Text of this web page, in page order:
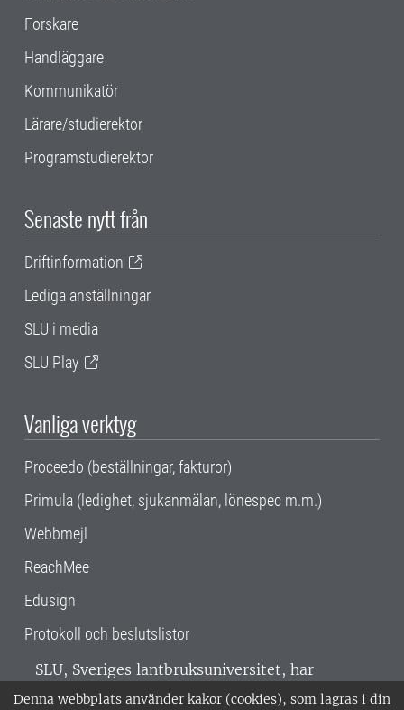
Denna webbplats använder kakor (cookies), som lagras i din
Forskare
Handläggare
Kommunikatör
Lärare/studierektor
Programstudierektor
Senaste nytt från
Driftinformation
Lediga anställningar
SLU i media
SLU Play
Vanliga verktyg
Proceedo (beställningar, fakturor)
Primula (ledighet, sjukanmälan, lönespec m.m.)
Webbmejl
ReachMee
Edusign
Protokoll och beslutslistor
SLU, Sveriges lantbruksuniversitet, har
verksamhet över hela Sverige. Huvudorter är